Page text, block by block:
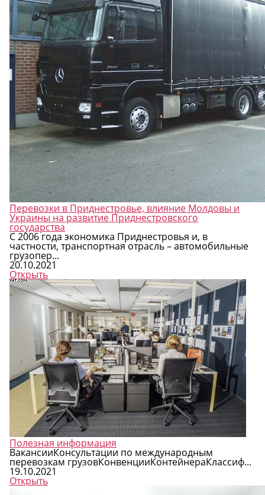
Перевозки в Приднестровье, влияние Молдовы и
Украины на развитие Приднестровского
государства
С 2006 года экономика Приднестровья и, в
частности, транспортная отрасль – автомобильные
грузопер...
20.10.2021
Открыть
Полезная информация
ВакансииКонсультации по международным
перевозкам грузовКонвенцииКонтейнераКлассиф...
19.10.2021
Открыть